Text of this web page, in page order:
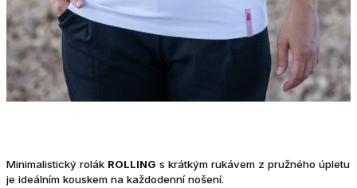
Minimalistický rolák ROLLING s krátkým rukávem z pružného úpletu
je ideálním kouskem na každodenní nošení.